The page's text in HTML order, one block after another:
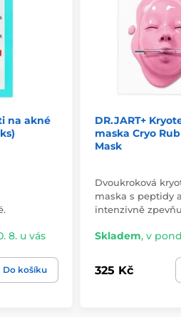
na akné
8. u vás
Do košíku
DR.JART+
maska Cryo
Mask
Dvoukroková
maska s peptidy
intenzivně
Skladem, v
325 Kč